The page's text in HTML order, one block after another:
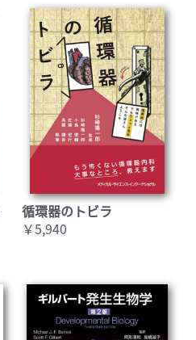
循環器のトビラ
￥5,940